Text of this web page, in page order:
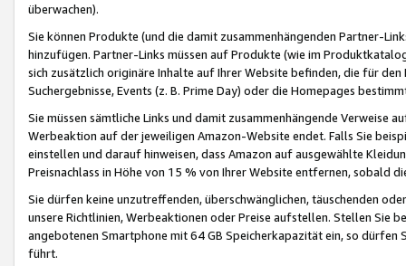
überwachen).
Sie können Produkte (und die damit zusammenhängenden Partner-
hinzufügen. Partner-Links müssen auf Produkte (wie im
sich zusätzlich originäre Inhalte auf Ihrer Website befinden, die für
Suchergebnisse, Events (z. B. Prime Day) oder die Homepages
Sie müssen sämtliche Links und damit zusammenhängende
Werbeaktion auf der jeweiligen Amazon-Website endet. Falls Sie
einstellen und darauf hinweisen, dass Amazon auf ausgewählte
Preisnachlass in Höhe von 15 % von Ihrer Website entfernen, sobald
Sie dürfen keine unzutreffenden, überschwänglichen, täuschenden
unsere Richtlinien, Werbeaktionen oder Preise aufstellen. Stellen Sie
angebotenen Smartphone mit 64 GB Speicherkapazität ein, so dürfen
führt.